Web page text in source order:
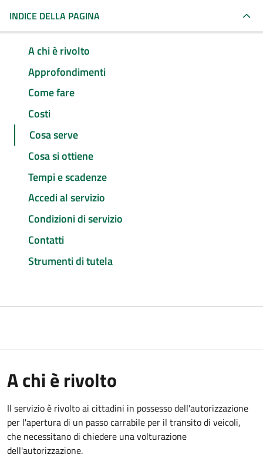
INDICE DELLA PAGINA
A chi è rivolto
Approfondimenti
Come fare
Costi
Cosa serve
Cosa si ottiene
Tempi e scadenze
Accedi al servizio
Condizioni di servizio
Contatti
Strumenti di tutela
A chi è rivolto
Il servizio è rivolto ai cittadini in possesso dell'autorizzazione
per l'apertura di un passo carrabile per il transito di veicoli,
che necessitano di chiedere una volturazione
dell'autorizzazione.